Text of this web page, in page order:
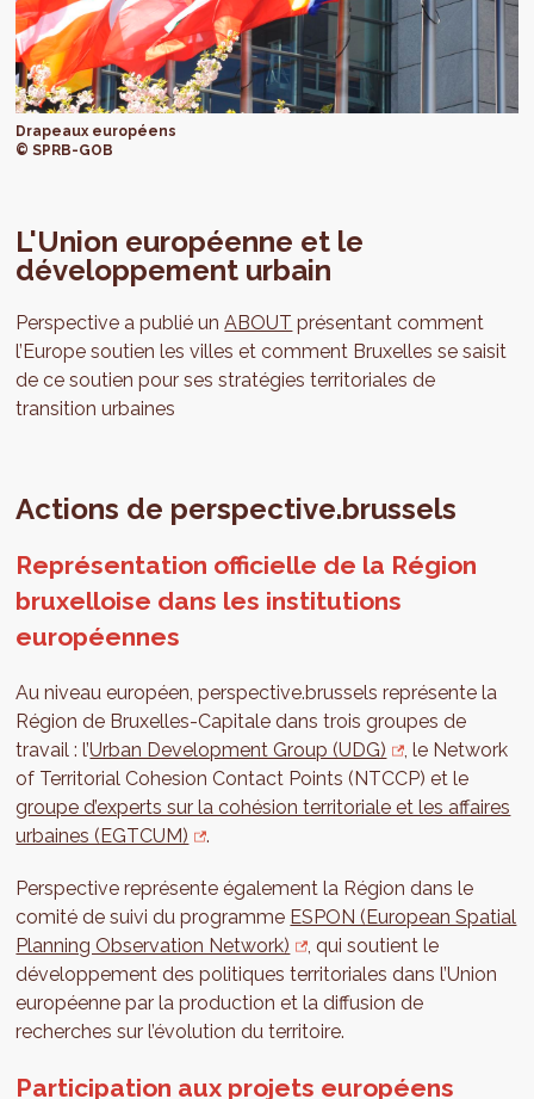
Drapeaux européens
© SPRB-GOB
L'Union européenne et le
développement urbain
Perspective a publié unABOUT présentant comment
l’Europe soutien les villes et comment Bruxelles se saisit
de ce soutien pour ses stratégies territoriales de
transition urbaines
Actions de perspective.brussels
Représentation officielle de la Région
bruxelloise dans les institutions
européennes
Au niveau européen, perspective.brussels représente la
Région de Bruxelles-Capitale dans trois groupes de
travail : l’Urban Development Group (UDG)
, le Network
of Territorial Cohesion Contact Points (NTCCP) et le
groupe d’experts sur la cohésion territoriale et les affaires
urbaines (EGTCUM)
.
Perspective représente également la Région dans le
comité de suivi du programme ESPON (European Spatial
Planning Observation Network)
, qui soutient le
développement des politiques territoriales dans l’Union
européenne par la production et la diffusion de
recherches sur l’évolution du territoire.
Participation aux projets européens